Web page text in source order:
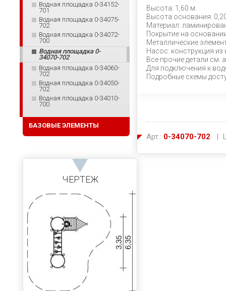
Высота: 1,60 м.
Высота основания:
Материал:
Покрытие на
Металлические
Насос: конструкция
Все прочие детали см.
Для подключения к
Подробные схемы
Арт.: 0-34070-702 |
Водная площадка 0-34152-
701
Водная площадка 0-34075-
702
Водная площадка 0-34072-
700
Водная площадка 0-
34070-702
Водная площадка 0-34060-
702
Водная площадка 0-34050-
702
Водная площадка 0-34010-
700
БАЗОВЫЕ ЭЛЕМЕНТЫ
ЧЕРТЕЖ